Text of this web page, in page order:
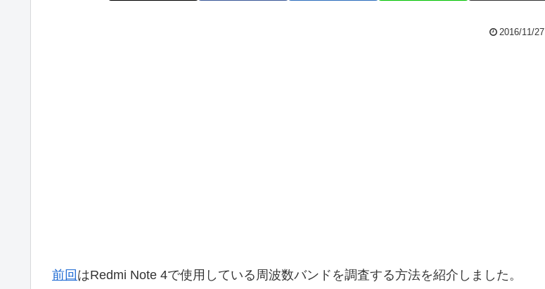
2016/11/27
前回 はRedmi Note 4で使用している周波数バンドを調査する方法を紹介しました。